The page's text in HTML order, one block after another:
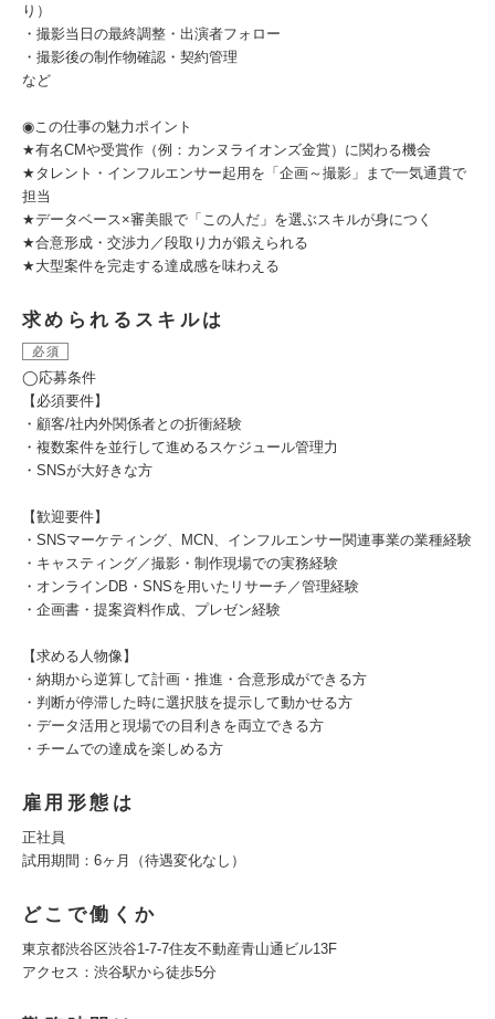
り）
・撮影当日の最終調整・出演者フォロー
・撮影後の制作物確認・契約管理
など
◉この仕事の魅力ポイント
★有名CMや受賞作（例：カンヌライオンズ金賞）に関わる機会
★タレント・インフルエンサー起用を「企画～撮影」まで一気通貫で
担当
★データベース×審美眼で「この人だ」を選ぶスキルが身につく
★合意形成・交渉力／段取り力が鍛えられる
★大型案件を完走する達成感を味わえる
求められるスキルは
必須
◯応募条件
【必須要件】
・顧客/社内外関係者との折衝経験
・複数案件を並行して進めるスケジュール管理力
・SNSが大好きな方
【歓迎要件】
・SNSマーケティング、MCN、インフルエンサー関連事業の業種経験
・キャスティング／撮影・制作現場での実務経験
・オンラインDB・SNSを用いたリサーチ／管理経験
・企画書・提案資料作成、プレゼン経験
【求める人物像】
・納期から逆算して計画・推進・合意形成ができる方
・判断が停滞した時に選択肢を提示して動かせる方
・データ活用と現場での目利きを両立できる方
・チームでの達成を楽しめる方
雇用形態は
正社員
試用期間：6ヶ月（待遇変化なし）
どこで働くか
東京都渋谷区渋谷1-7-7住友不動産青山通ビル13F
アクセス：渋谷駅から徒歩5分